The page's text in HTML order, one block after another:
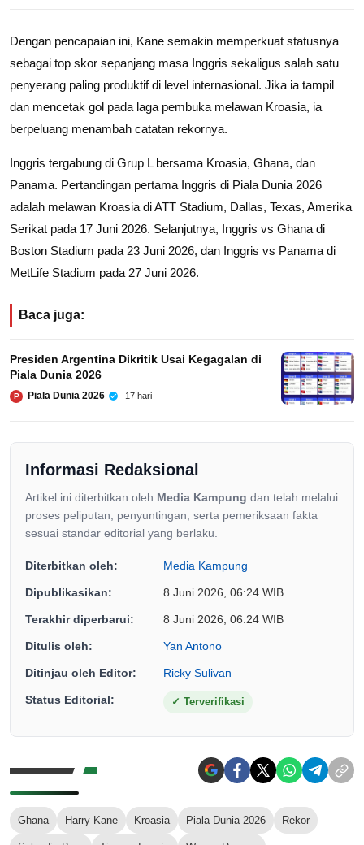
Dengan pencapaian ini, Kane semakin memperkuat statusnya
sebagai top skor sepanjang masa Inggris sekaligus salah satu
penyerang paling produktif di level internasional. Jika ia tampil
dan mencetak gol pada laga pembuka melawan Kroasia, ia
berpeluang menambah catatan rekornya.
Inggris tergabung di Grup L bersama Kroasia, Ghana, dan
Panama. Pertandingan pertama Inggris di Piala Dunia 2026
adalah melawan Kroasia di ATT Stadium, Dallas, Texas, Amerika
Serikat pada 17 Juni 2026. Selanjutnya, Inggris vs Ghana di
Boston Stadium pada 23 Juni 2026, dan Inggris vs Panama di
MetLife Stadium pada 27 Juni 2026.
Baca juga:
Presiden Argentina Dikritik Usai Kegagalan di
Piala Dunia 2026
P Piala Dunia 2026 17 hari
Informasi Redaksional
Artikel ini diterbitkan oleh Media Kampung dan telah melalui
proses peliputan, penyuntingan, serta pemeriksaan fakta
sesuai standar editorial yang berlaku.
Diterbitkan oleh: Media Kampung
Dipublikasikan: 8 Juni 2026, 06:24 WIB
Terakhir diperbarui: 8 Juni 2026, 06:24 WIB
Ditulis oleh: Yan Antono
Ditinjau oleh Editor: Ricky Sulivan
Status Editorial: ✓ Terverifikasi
Ghana Harry Kane Kroasia Piala Dunia 2026 Rekor